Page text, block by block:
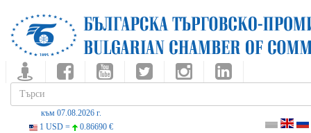
към 07.08.2026 г.
1 USD =
0.86690 €